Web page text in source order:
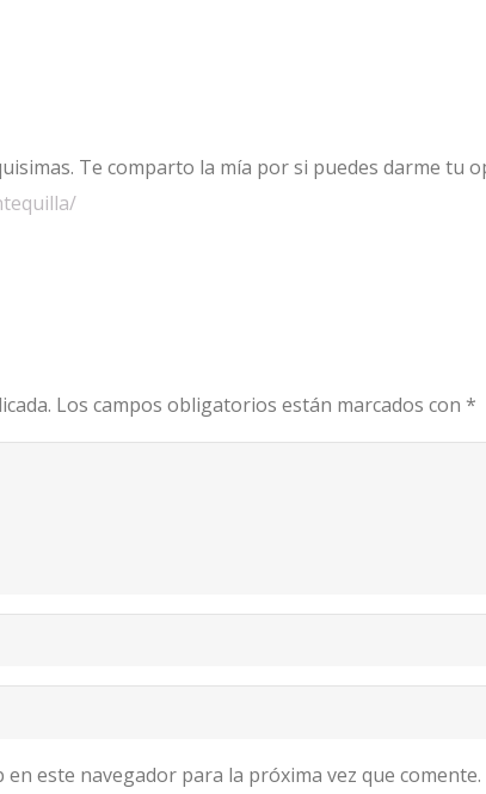
Te comparto la mía por si puedes darme tu
Los campos obligatorios están marcados con *
este navegador para la próxima vez que comente.